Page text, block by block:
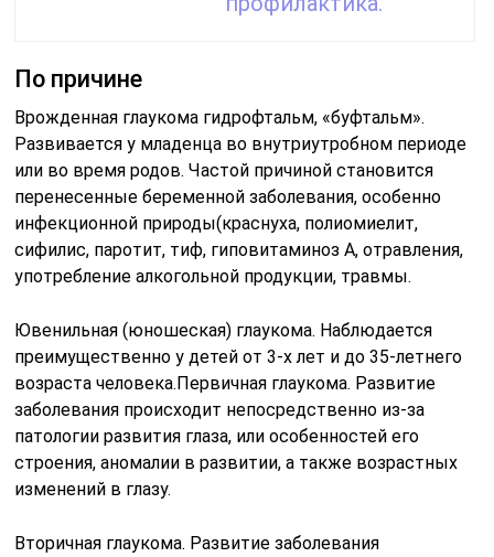
По причине
Врожденная глаукома гидрофтальм, «буфтальм».
Развивается у младенца во внутриутробном периоде
или во время родов. Частой причиной становится
перенесенные беременной заболевания, особенно
инфекционной природы(краснуха, полиомиелит,
сифилис, паротит, тиф, гиповитаминоз А, отравления,
употребление алкогольной продукции, травмы.
Ювенильная (юношеская) глаукома. Наблюдается
преимущественно у детей от 3-х лет и до 35-летнего
возраста человека.Первичная глаукома. Развитие
заболевания происходит непосредственно из-за
патологии развития глаза, или особенностей его
строения, аномалии в развитии, а также возрастных
изменений в глазу.
Вторичная глаукома. Развитие заболевания